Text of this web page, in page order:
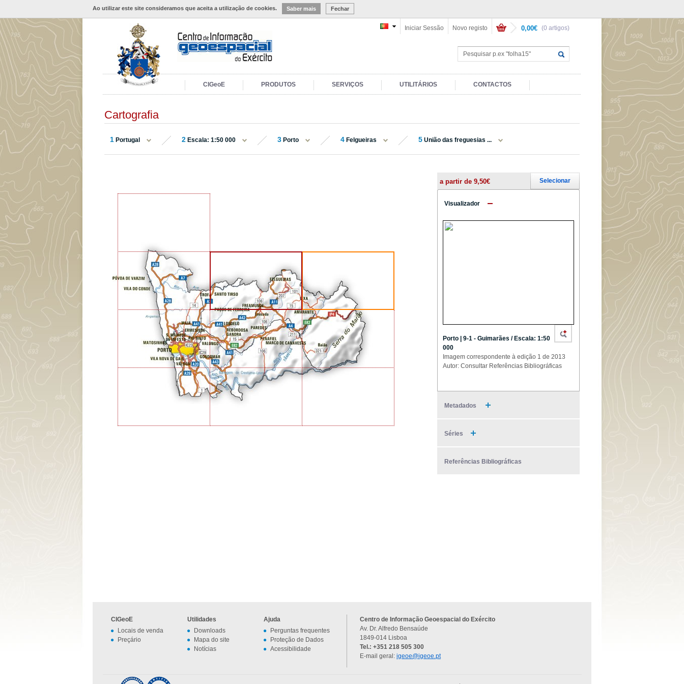
Ao utilizar este site consideramos que aceita a utilização de cookies. Saber mais Fechar
(0 artigos)
0,00€
Novo registo
Iniciar Sessão
CIGeoE PRODUTOS SERVIÇOS UTILITÁRIOS CONTACTOS
Cartografia
1 Portugal 2 Escala: 1:50 000 3 Porto 4 Felgueiras 5 União das freguesias ...
a partir de 9,50€ Selecionar
Visualizador
Porto | 9-1 - Guimarães / Escala: 1:50
000
Imagem correspondente à edição 1 de 2013
Autor: Consultar Referências Bibliográficas
Metadados
Séries
Referências Bibliográficas
CIGeoE
Locais de venda
Preçário
Utilidades
Downloads
Mapa do site
Notícias
Ajuda
Perguntas frequentes
Proteção de Dados
Acessibilidade
Centro de Informação Geoespacial do Exército
Av. Dr. Alfredo Bensaúde
1849-014 Lisboa
Tel.: +351 218 505 300
E-mail geral: igeoe@igeoe.pt